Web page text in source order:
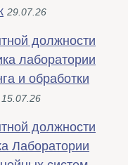
29.07.26
должности
лаборатории
и обработки
15.07.26
должности
Лаборатории